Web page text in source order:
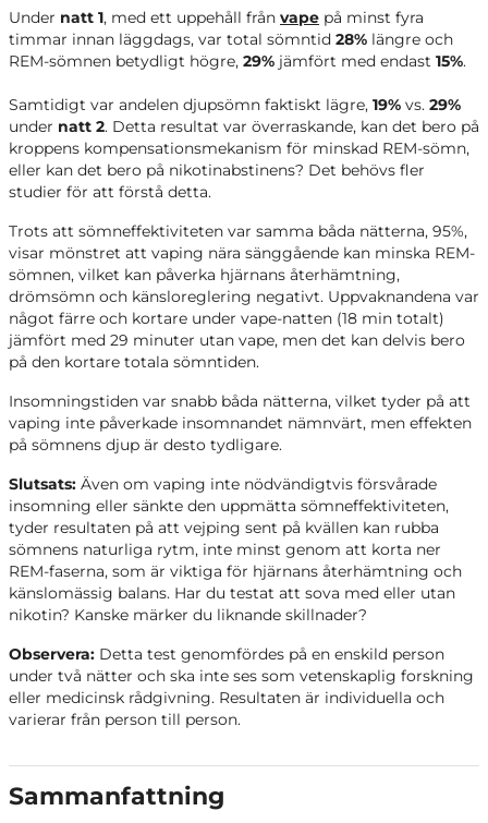
Under natt 1, med ett uppehåll från vape på minst fyra
timmar innan läggdags, var total sömntid 28% längre och
REM-sömnen betydligt högre, 29% jämfört med endast 15%.
Samtidigt var andelen djupsömn faktiskt lägre, 19% vs. 29%
under natt 2. Detta resultat var överraskande, kan det bero på
kroppens kompensationsmekanism för minskad REM-sömn,
eller kan det bero på nikotinabstinens? Det behövs fler
studier för att förstå detta.
Trots att sömneffektiviteten var samma båda nätterna, 95%,
visar mönstret att vaping nära sänggående kan minska REM-
sömnen, vilket kan påverka hjärnans återhämtning,
drömsömn och känsloreglering negativt. Uppvaknandena var
något färre och kortare under vape-natten (18 min totalt)
jämfört med 29 minuter utan vape, men det kan delvis bero
på den kortare totala sömntiden.
Insomningstiden var snabb båda nätterna, vilket tyder på att
vaping inte påverkade insomnandet nämnvärt, men effekten
på sömnens djup är desto tydligare.
Slutsats: Även om vaping inte nödvändigtvis försvårade
insomning eller sänkte den uppmätta sömneffektiviteten,
tyder resultaten på att vejping sent på kvällen kan rubba
sömnens naturliga rytm, inte minst genom att korta ner
REM-faserna, som är viktiga för hjärnans återhämtning och
känslomässig balans. Har du testat att sova med eller utan
nikotin? Kanske märker du liknande skillnader?
Observera: Detta test genomfördes på en enskild person
under två nätter och ska inte ses som vetenskaplig forskning
eller medicinsk rådgivning. Resultaten är individuella och
varierar från person till person.
Sammanfattning